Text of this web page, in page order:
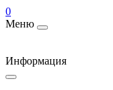
0
Меню
Информация